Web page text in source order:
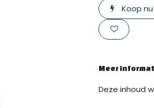
Koop nu
Meer
Deze inhoud